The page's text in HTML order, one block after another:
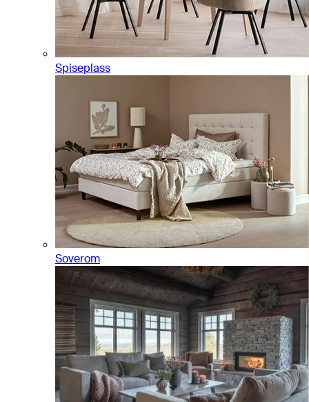
Spiseplass
Soverom